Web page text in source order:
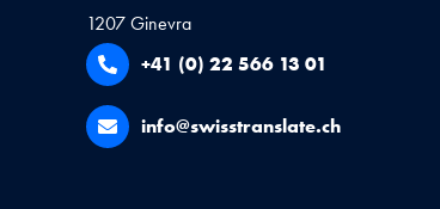
1207 Ginevra
+41 (0) 22 566 13 01
info@swisstranslate.ch